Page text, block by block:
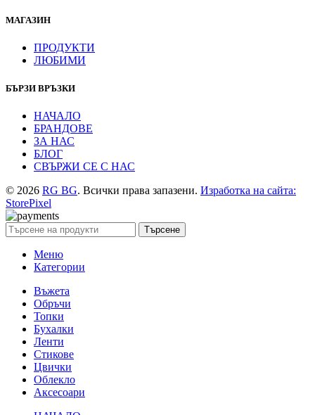
МАГАЗИН
ПРОДУКТИ
ЛЮБИМИ
БЪРЗИ ВРЪЗКИ
НАЧАЛО
БРАНДОВЕ
ЗА НАС
БЛОГ
СВЪРЖИ СЕ С НАС
© 2026 RG BG. Всички права запазени. Изработка на сайта:
StorePixel
Търсене
Меню
Категории
Въжета
Обръчи
Топки
Бухалки
Ленти
Стикове
Цвички
Облекло
Аксесоари